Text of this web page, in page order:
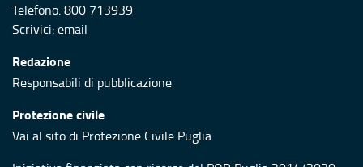
Telefono: 800 713939
Scrivici:email
Redazione
Responsabili di pubblicazione
Protezione civile
Vai al sito di Protezione Civile Puglia